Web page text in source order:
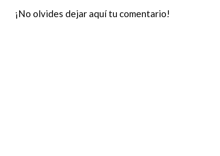
¡No olvides dejar aquí tu comentario!